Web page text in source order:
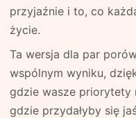
przyjaźnie i to, co
życie.
Ta wersja dla par
wspólnym wyniku,
gdzie wasze priorytety
gdzie przydałyby się